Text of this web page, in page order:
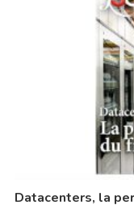
Datacenters, la